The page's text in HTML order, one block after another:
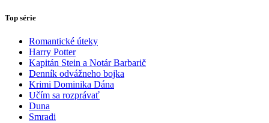
Top série
Romantické úteky
Harry Potter
Kapitán Stein a Notár Barbarič
Denník odvážneho bojka
Krimi Dominika Dána
Učím sa rozprávať
Duna
Smradi